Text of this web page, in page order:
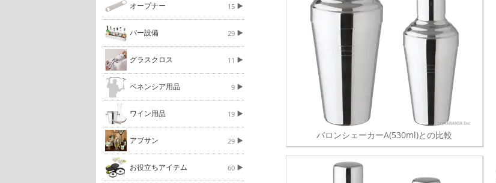
オープナー 15
バー設備 29
グラスクロス 11
ベネンシア用品 9
ワイン用品 19
アブサン 29
お役立ちアイテム 60
バロンシェーカーA(530ml)との比較